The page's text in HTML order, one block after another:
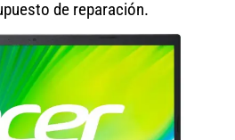
de reparación.